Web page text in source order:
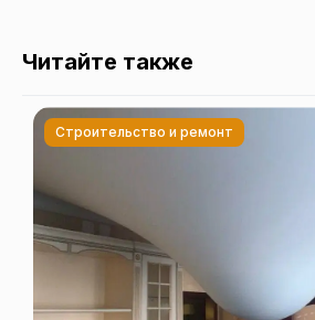
Читайте также
Строительство и ремонт